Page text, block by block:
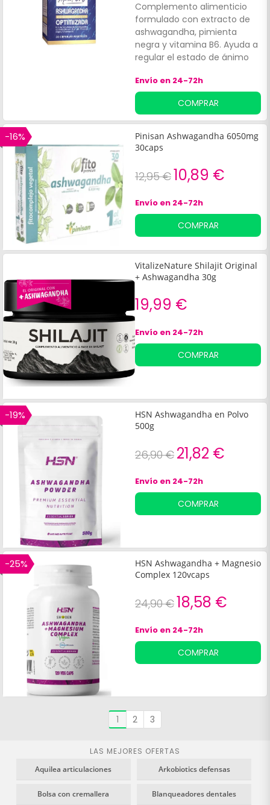
Complemento alimenticio
formulado con extracto de
ashwagandha, pimienta
negra y vitamina B6. Ayuda a
regular el estado de ánimo
capacidad de memoria y
concentración. Sus
ingredientes tienen
propiedades calmantes y
oxigenantes. Indicado para
adultos.
Envío en 24-72h
COMPRAR
-16%
Pinisan Ashwagandha 6050mg
30caps
12,95 €10,89 €
Envío en 24-72h
COMPRAR
VitalizeNature Shilajit Original
+ Ashwagandha 30g
19,99 €
Envío en 24-72h
COMPRAR
-19%
HSN Ashwagandha en Polvo
500g
26,90 € 21,82 €
Envío en 24-72h
COMPRAR
-25%
HSN Ashwagandha + Magnesio
Complex 120vcaps
24,90 €18,58 €
Envío en 24-72h
COMPRAR
1 2 3
LAS MEJORES OFERTAS
Aquilea articulaciones
Arkobiotics defensas
Bolsa con cremallera Blanqueadores dentales